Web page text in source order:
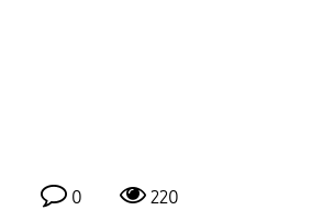
0 220